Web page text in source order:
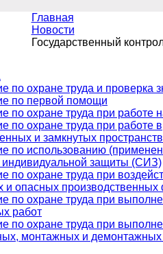
Главная
Новости
Государственный
по охране труда и проверка
по первой помощи
по охране труда при работе
по охране труда при работе в
и замкнутых
по использованию
индивидуальной защиты (СИЗ)
по охране труда при
и опасных производственных
по охране труда при
работ
по охране труда при
монтажных и демонтажных